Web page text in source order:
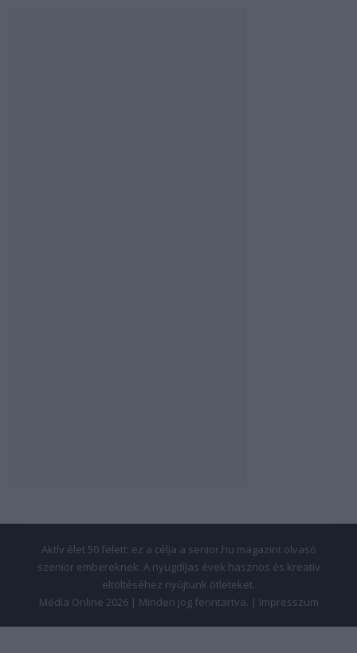
Aktív élet 50 felett: ez a célja a senior.hu magazint olvasó
szenior embereknek. A nyugdíjas évek hasznos és kreatív
eltöltéséhez nyújtunk ötleteket.
Média Online 2026 | Minden jog fenntartva. | Impresszum